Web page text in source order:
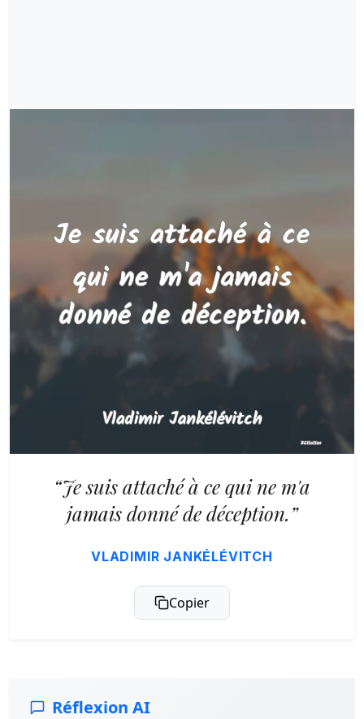
“Je suis attaché à ce qui ne m'a
jamais donné de déception.”
VLADIMIR JANKÉLÉVITCH
Copier
Réflexion AI